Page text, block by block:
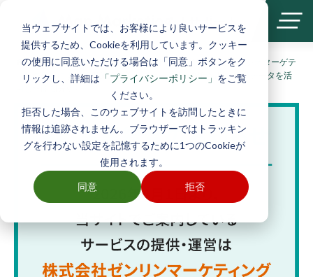
当ウェブサイトでは、お客様により良いサービスを
提供するため、Cookieを利用しています。クッキー
の使用に同意いただける場合は「同意」ボタンをク
リックし、詳細は 「プライバシーポリシー」 をご覧
ください。
拒否した場合、このウェブサイトを訪問したときに
情報は追跡されません。ブラウザーではトラッキン
グを行わない設定を記憶するために1つのCookieが
使用されます。
同意 拒否
| サポート
ホーム> 2021年2月25日開催 無料オンラインセミナー ジオターゲテ
ィング広告による販促施策改善セミナー～広告配信結果と統計データを活